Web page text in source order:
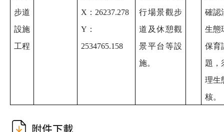
步道
設施
工程
X：26237.278
Y：
2534765.158
行場景觀步
道及休憩觀
景平台等設
施。
確認
生態
保育
題，
理生
核。
附件下載